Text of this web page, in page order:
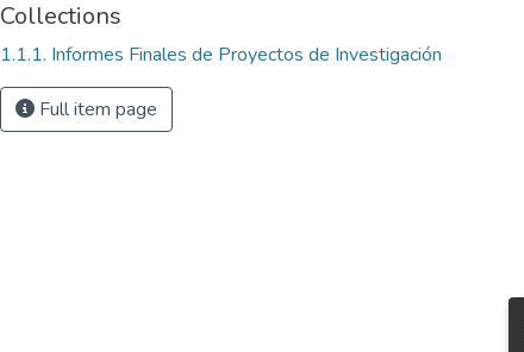
Collections
1.1.1. Informes Finales de Proyectos de Investigación
Full item page